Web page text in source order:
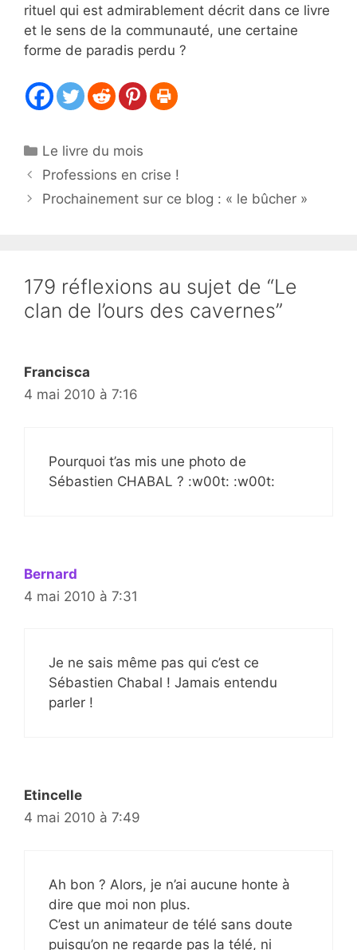
rituel qui est admirablement décrit dans ce livre
et le sens de la communauté, une certaine
forme de paradis perdu ?
Catégories
Le livre du mois
Professions en crise !
Prochainement sur ce blog : « le bûcher »
179 réflexions au sujet de “Le
clan de l’ours des cavernes”
Francisca
4 mai 2010 à 7:16
Pourquoi t’as mis une photo de
Sébastien CHABAL ? :w00t: :w00t:
Bernard
4 mai 2010 à 7:31
Je ne sais même pas qui c’est ce
Sébastien Chabal ! Jamais entendu
parler !
Etincelle
4 mai 2010 à 7:49
Ah bon ? Alors, je n’ai aucune honte à
dire que moi non plus.
C’est un animateur de télé sans doute
puisqu’on ne regarde pas la télé, ni